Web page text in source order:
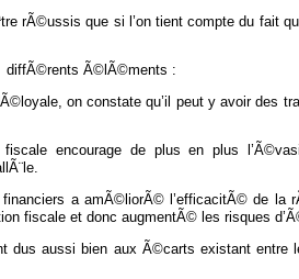
rÃ©ussis que si l’on tient compte du fait
diffÃ©rents Ã©lÃ©ments :
on constate qu’il peut y avoir des
fiscale encourage de plus en plus
a amÃ©liorÃ© l’efficacitÃ© de la
fiscale et donc augmentÃ© les risques
dus aussi bien aux Ã©carts existant entre